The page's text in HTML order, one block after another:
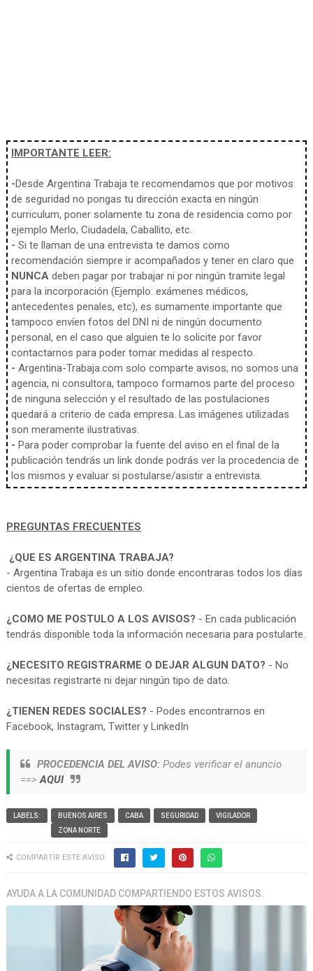
IMPORTANTE LEER:
-Desde Argentina Trabaja te recomendamos que por motivos
de seguridad no pongas tu dirección exacta en ningún
curriculum, poner solamente tu zona de residencia como por
ejemplo Merlo, Ciudadela, Caballito, etc.
- Si te llaman de una entrevista te damos como
recomendación siempre ir acompañados y tener en claro que
NUNCAdeben pagar por trabajar ni por ningún tramite legal
para la incorporación (Ejemplo: exámenes médicos,
antecedentes penales, etc), es sumamente importante que
tampoco envíen fotos del DNI ni de ningún documento
personal, en el caso que alguien te lo solicite por favor
contactarnos para poder tomar medidas al respecto.
- Argentina-Trabaja.com solo comparte avisos, no somos una
agencia, ni consultora, tampoco formamos parte del proceso
de ninguna selección y el resultado de las postulaciones
quedará a criterio de cada empresa. Las imágenes utilizadas
son meramente ilustrativas.
- Para poder comprobar la fuente del aviso en el final de la
publicación tendrás un link donde podrás ver la procedencia de
los mismos y evaluar si postularse/asistir a entrevista.
PREGUNTAS FRECUENTES
¿QUE ES ARGENTINA TRABAJA?
- Argentina Trabaja es un sitio donde encontraras todos los días
cientos de ofertas de empleo.
¿COMO ME POSTULO A LOS AVISOS? - En cada publicación
tendrás disponible toda la información necesaria para postularte.
¿NECESITO REGISTRARME O DEJAR ALGUN DATO? - No
necesitas registrarte ni dejar ningún tipo de dato.
¿TIENEN REDES SOCIALES? - Podes encontrarnos en
Facebook, Instagram, Twitter y LinkedIn
PROCEDENCIA DEL AVISO:Podes verificar el anuncio
==>AQUI
LABELS: BUENOS AIRES CABA SEGURIDAD
VIGILADOR
ZONA NORTE
COMPARTIR ESTE AVISO:
AYUDA A LA COMUNIDAD COMPARTIENDO ESTOS AVISOS.